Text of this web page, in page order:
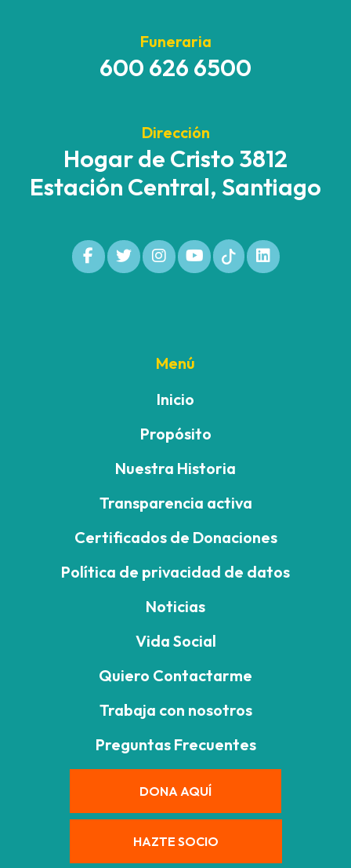
Funeraria
600 626 6500
Dirección
Hogar de Cristo 3812
Estación Central, Santiago
Menú
Inicio
Propósito
Nuestra Historia
Transparencia activa
Certificados de Donaciones
Política de privacidad de datos
Noticias
Vida Social
Quiero Contactarme
Trabaja con nosotros
Preguntas Frecuentes
DONA AQUÍ
HAZTE SOCIO